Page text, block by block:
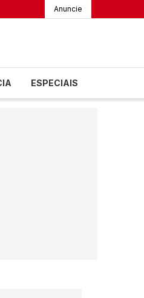
Anuncie
ESPECIAIS